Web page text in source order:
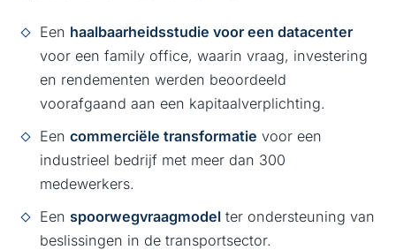
Een haalbaarheidsstudie voor een datacenter
voor een family office, waarin vraag, investering
en rendementen werden beoordeeld
voorafgaand aan een kapitaalverplichting.
Eencommerciële transformatie voor een
industrieel bedrijf met meer dan 300
medewerkers.
Een spoorwegvraagmodel ter ondersteuning van
beslissingen in de transportsector.